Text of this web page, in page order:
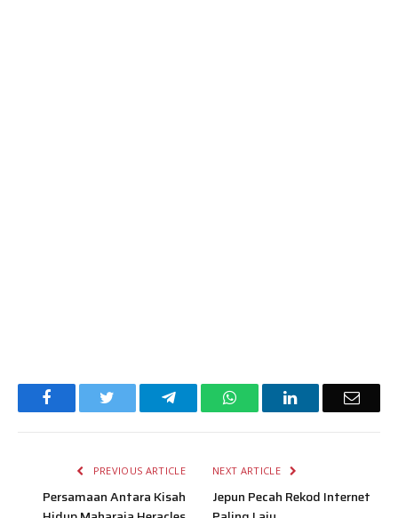
Facebook TelegramWhatsAppLinkedIn Email
PREVIOUS ARTICLE
Persamaan Antara Kisah
NEXT ARTICLE
Jepun Pecah Rekod Internet